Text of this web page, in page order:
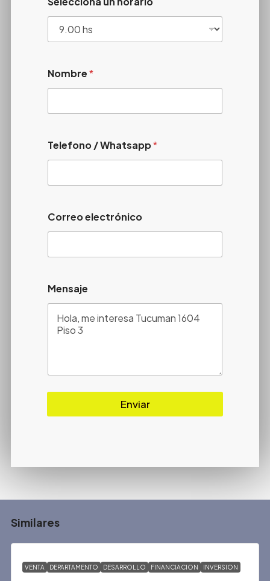
Nombre*
Telefono / Whatsapp*
Correo electrónico
Mensaje
Enviar
Similares
VENTA DEPARTAMENTO DESARROLLO FINANCIACION INVERSION